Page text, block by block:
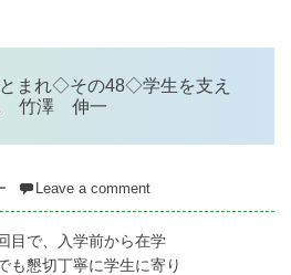
まれ◇その48◇学生を支え
竹澤 伸一
Leave a comment
目で、入学前から在学
も懇切丁寧に学生に寄り